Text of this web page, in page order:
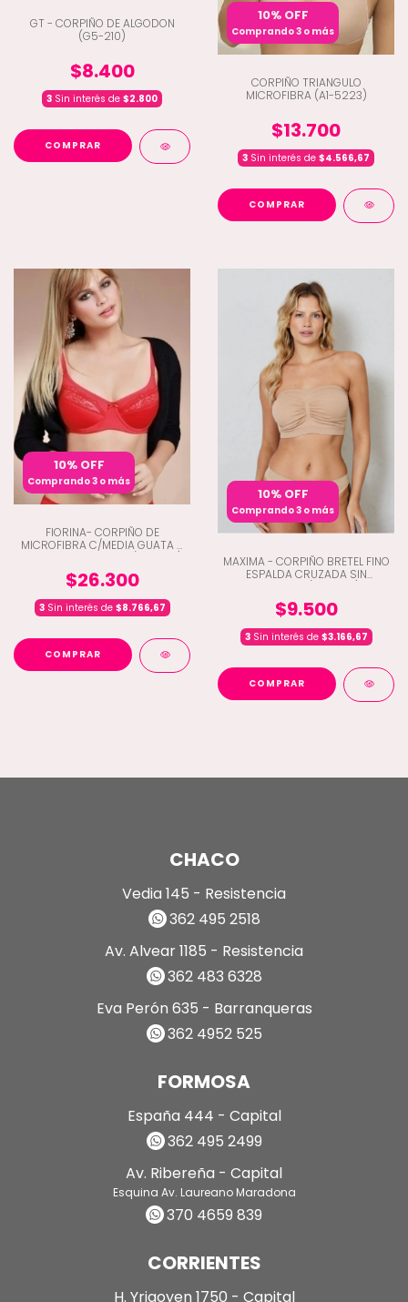
GT - CORPIÑO DE ALGODON
(G5-210)
$8.400
3 Sin interés de $2.800
COMPRAR
10% OFF
Comprando 3 o más
CORPIÑO TRIANGULO
MICROFIBRA (A1-5223)
$13.700
3 Sin interés de $4.566,67
COMPRAR
10% OFF
Comprando 3 o más
FIORINA- CORPIÑO DE
MICROFIBRA C/MEDIA GUATA Y
$26.300
3Sin interés de $8.766,67
COMPRAR
10% OFF
Comprando 3 o más
MAXIMA - CORPIÑO BRETEL FINO
ESPALDA CRUZADA SIN
$9.500
3Sin interés de $3.166,67
COMPRAR
CHACO
Vedia 145 - Resistencia
362 495 2518
Av. Alvear 1185 - Resistencia
362 483 6328
Eva Perón 635 - Barranqueras
362 4952 525
FORMOSA
España 444 - Capital
362 495 2499
Av. Ribereña - Capital
Esquina Av. Laureano Maradona
370 4659 839
CORRIENTES
H. Yrigoyen 1750 - Capital